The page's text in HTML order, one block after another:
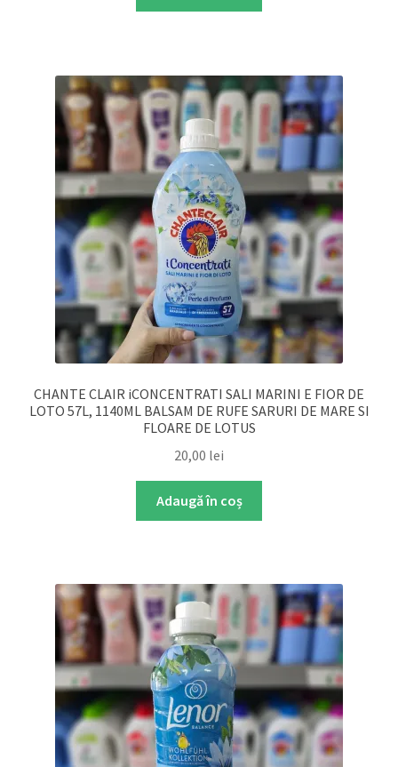
CHANTE CLAIR iCONCENTRATI SALI MARINI E FIOR DE
LOTO 57L, 1140ML BALSAM DE RUFE SARURI DE MARE SI
FLOARE DE LOTUS
20,00 lei
Adaugă în coș